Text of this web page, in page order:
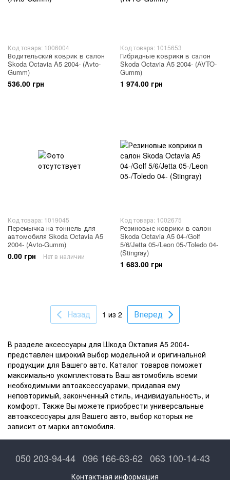
Код товара: 1006004
Водительский коврик в салон
Skoda Octavia A5 2004- (Avto-
Gumm)
536.00 грн
Код товара: 1015653
Гибридные коврики в салон
Skoda Octavia A5 2004- (AVTO-
Gumm)
1 974.00 грн
Код товара: 1019045
Перемычка на тоннель для
автомобиля Skoda Octavia A5
2004- (Avto-Gumm)
0.00 грн Нет в наличии
Код товара: 1002675
Резиновые коврики в салон
Skoda Octavia A5 04-/Golf
5/6/Jetta 05-/Leon 05-/Toledo 04-
(Stingray)
1 683.00 грн
Назад 1 из 2 Вперед
В разделе аксессуары для Шкода Октавия А5 2004-
представлен широкий выбор модельной и оригинальной
продукции для Вашего авто. Каталог товаров поможет
максимально укомплектовать Ваш автомобиль всеми
необходимыми автоаксессуарами, придавая ему
неповторимый, законченный стиль, индивидуальность, и
комфорт. Также Вы можете приобрести универсальные
автоаксессуары для Вашего авто, выбор которых не
зависит от марки автомобиля.
050 203-94-44 096 166-63-62 063 100-14-43
Контактная информация